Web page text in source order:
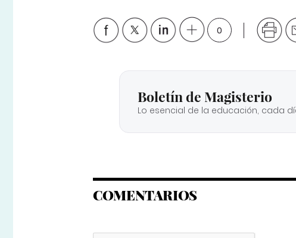
0
Boletín de Magisterio
Lo esencial de la educación, cada
COMENTARIOS